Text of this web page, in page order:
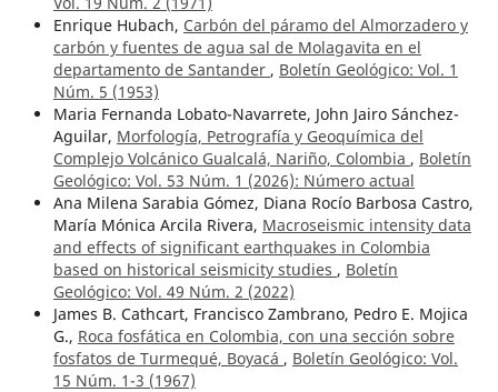
Enrique Hubach, Carbón del páramo del Almorzadero y
carbón y fuentes de agua sal de Molagavita en el
departamento de Santander , Boletín Geológico: Vol. 1
Núm. 5 (1953)
Maria Fernanda Lobato-Navarrete, John Jairo Sánchez-
Aguilar, Morfología, Petrografía y Geoquímica del
Complejo Volcánico Gualcalá, Nariño, Colombia , Boletín
Geológico: Vol. 53 Núm. 1 (2026): ¨Número actual
Ana Milena Sarabia Gómez, Diana Rocío Barbosa Castro,
María Mónica Arcila Rivera, Macroseismic intensity data
and effects of significant earthquakes in Colombia
based on historical seismicity studies , Boletín
Geológico: Vol. 49 Núm. 2 (2022)
James B. Cathcart, Francisco Zambrano, Pedro E. Mojica
G., Roca fosfática en Colombia, con una sección sobre
fosfatos de Turmequé, Boyacá , Boletín Geológico: Vol.
15 Núm. 1-3 (1967)